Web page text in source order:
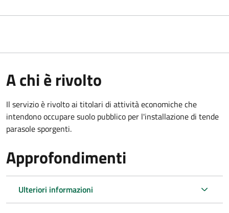
A chi è rivolto
Il servizio è rivolto ai titolari di attività economiche che
intendono occupare suolo pubblico per l'installazione di tende
parasole sporgenti.
Approfondimenti
Ulteriori informazioni